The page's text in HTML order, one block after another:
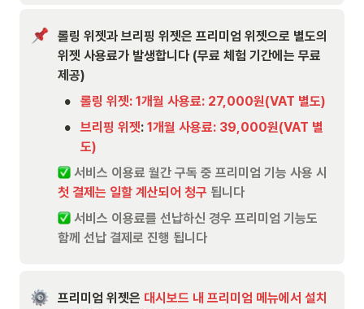
롤링 위젯과 브리핑 위젯은 프리미엄 위젯으로 별도의
위젯 사용료가 발생합니다 (무료 체험 기간에는 무료
제공)
• 롤링 위젯: 1개월 사용료: 27,000원(VAT 별도)
• 브리핑 위젯: 1개월 사용료: 39,000원(VAT 별
도)
첫 결제는 일할 계산되어 청구 됩니다
서비스 이용료를 선납하신 경우 프리미엄 기능도
함께 선납 결제로 진행 됩니다
프리미엄 위젯은 대시보드 내 프리미엄 메뉴에서 설치